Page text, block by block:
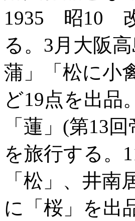
1935 昭10 改
る。3月大阪
蒲」「松に小
ど19点を出品
「蓮」(第13
を旅行する。
「松」、井
に「桜」を出